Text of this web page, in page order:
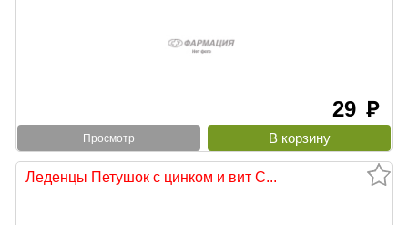
29 руб
Просмотр
Леденцы Петушок с цинком и вит С...